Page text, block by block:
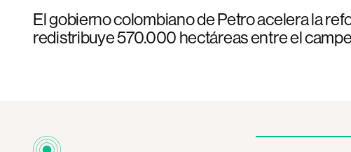
El gobierno colombiano de Petro acelera la
redistribuye 570.000 hectáreas entre el